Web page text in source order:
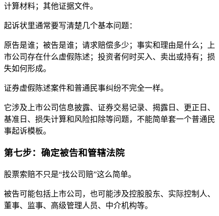
计算材料；其他证据文件。
起诉状里通常要写清楚几个基本问题：
原告是谁；被告是谁；请求赔偿多少；事实和理由是什么；上
市公司存在什么虚假陈述；投资者何时买入、卖出或持有；损
失如何形成。
证券虚假陈述案件和普通民事纠纷不完全一样。
它涉及上市公司信息披露、证券交易记录、揭露日、更正日、
基准日、损失计算和风险扣除等问题，不能简单套一个普通民
事起诉模板。
第七步：确定被告和管辖法院
股票索赔不只是“找公司赔”这么简单。
被告可能包括上市公司，也可能涉及控股股东、实际控制人、
董事、监事、高级管理人员、中介机构等。